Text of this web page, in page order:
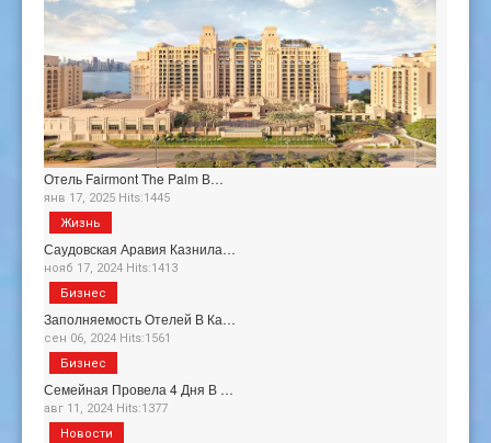
Отель Fairmont The Palm В…
янв 17, 2025 Hits:1445
Саудовская Аравия Казнила…
нояб 17, 2024 Hits:1413
Жизнь
Заполняемость Отелей В Ка…
сен 06, 2024 Hits:1561
Бизнес
Семейная Провела 4 Дня В …
авг 11, 2024 Hits:1377
Бизнес
Новости